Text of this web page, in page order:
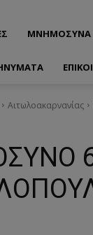
ΜΝΗΜΟΣΥΝΑ
Αιτωλοακαρνανίας